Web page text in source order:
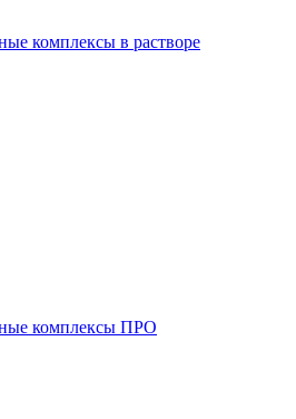
комплексы в растворе
комплексы ПРО